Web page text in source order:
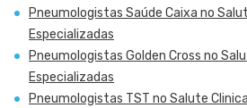
Pneumologistas Saúde Caixa no
Especializadas
Pneumologistas Golden Cross no
Especializadas
Pneumologistas TST no Salute